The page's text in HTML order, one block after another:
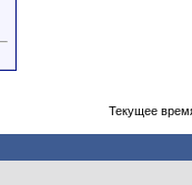
Текущее